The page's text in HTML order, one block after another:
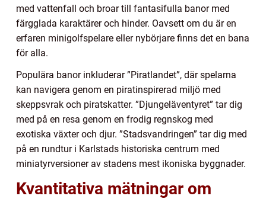
med vattenfall och broar till fantasifulla banor med
färgglada karaktärer och hinder. Oavsett om du är en
erfaren minigolfspelare eller nybörjare finns det en bana
för alla.
Populära banor inkluderar ”Piratlandet”, där spelarna
kan navigera genom en piratinspirerad miljö med
skeppsvrak och piratskatter. ”Djungeläventyret” tar dig
med på en resa genom en frodig regnskog med
exotiska växter och djur. ”Stadsvandringen” tar dig med
på en rundtur i Karlstads historiska centrum med
miniatyrversioner av stadens mest ikoniska byggnader.
Kvantitativa mätningar om